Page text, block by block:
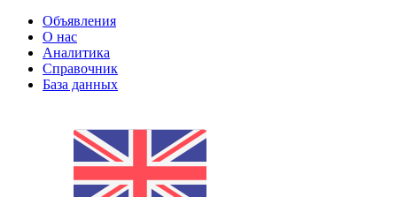
Объявления
О нас
Аналитика
Справочник
База данных